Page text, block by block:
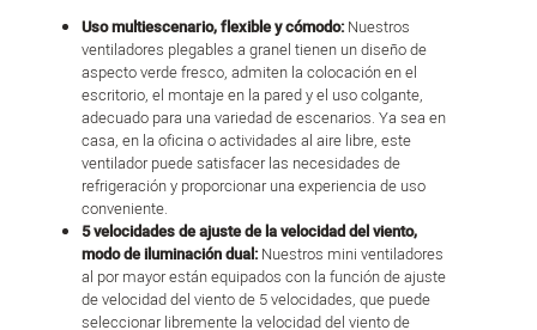
Uso multiescenario, flexible y cómodo:Nuestros
ventiladores plegables a granel tienen un diseño de
aspecto verde fresco, admiten la colocación en el
escritorio, el montaje en la pared y el uso colgante,
adecuado para una variedad de escenarios. Ya sea en
casa, en la oficina o actividades al aire libre, este
ventilador puede satisfacer las necesidades de
refrigeración y proporcionar una experiencia de uso
conveniente.
5 velocidades de ajuste de la velocidad del viento,
modo de iluminación dual:Nuestros mini ventiladores
al por mayor están equipados con la función de ajuste
de velocidad del viento de 5 velocidades, que puede
seleccionar libremente la velocidad del viento de